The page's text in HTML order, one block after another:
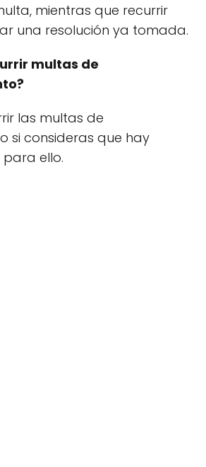
mientras que recurrir
una resolución ya tomada.
multas de
las multas de
si consideras que hay
ello.